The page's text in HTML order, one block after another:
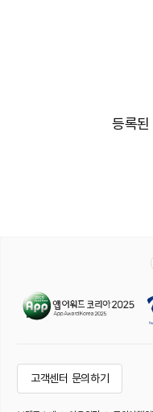
등록